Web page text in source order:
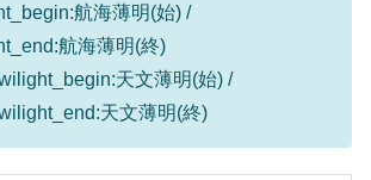
航海薄明(始) /
航海薄明(終)
天文薄明(始) /
天文薄明(終)